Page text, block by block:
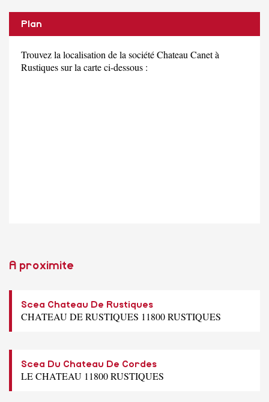
Plan
Trouvez la localisation de la société Chateau Canet à
Rustiques sur la carte ci-dessous :
A proximite
Scea Chateau De Rustiques
CHATEAU DE RUSTIQUES 11800 RUSTIQUES
Scea Du Chateau De Cordes
LE CHATEAU 11800 RUSTIQUES